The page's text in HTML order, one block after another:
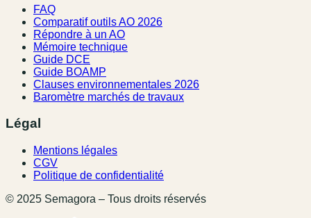
FAQ
Comparatif outils AO 2026
Répondre à un AO
Mémoire technique
Guide DCE
Guide BOAMP
Clauses environnementales 2026
Baromètre marchés de travaux
Légal
Mentions légales
CGV
Politique de confidentialité
© 2025 Semagora – Tous droits réservés